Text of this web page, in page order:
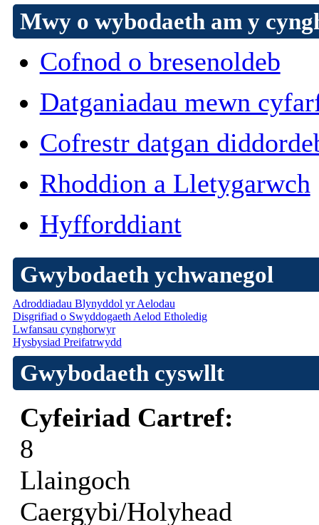
Mwy o wybodaeth am y
Cofnod o bresenoldeb
Datganiadau mewn
Cofrestr datgan
Rhoddion a Lletygarwch
Hyfforddiant
Gwybodaeth ychwanegol
Adroddiadau Blynyddol yr Aelodau
Disgrifiad o Swyddogaeth Aelod Etholedig
Lwfansau cynghorwyr
Hysbysiad Preifatrwydd
Gwybodaeth cyswllt
Cyfeiriad Cartref:
8
Llaingoch
Caergybi/Holyhead